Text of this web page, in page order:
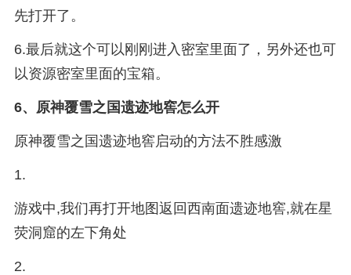
先打开了。
6.最后就这个可以刚刚进入密室里面了，另外还也可
以资源密室里面的宝箱。
6、 原神覆雪之国遗迹地窖怎么开
原神覆雪之国遗迹地窖启动的方法不胜感激
1.
游戏中,我们再打开地图返回西南面遗迹地窖,就在星
荧洞窟的左下角处
2.